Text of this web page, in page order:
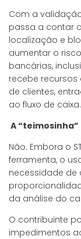
Com a
passa a contar
localização e
aumentar o
bancárias,
recebe
de clientes,
ao fluxo de caixa.
A
Não. Embora o
ferramenta, o
necessidade
da análise do
O contribuinte
impedimentos